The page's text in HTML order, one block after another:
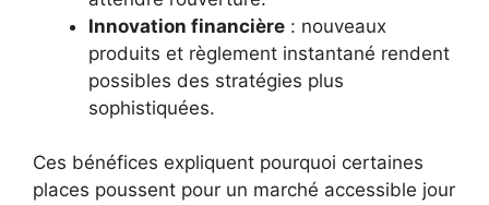
Innovation financière : nouveaux
produits et règlement instantané rendent
possibles des stratégies plus
sophistiquées.
Ces bénéfices expliquent pourquoi certaines
places poussent pour un marché accessible jour